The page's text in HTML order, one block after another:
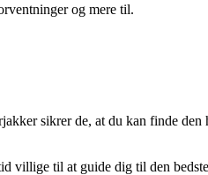
og mere til.
sikrer de, at du kan finde
villige til at guide dig til den